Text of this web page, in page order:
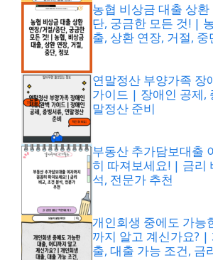
농협 비상금 대출 상
단, 궁금한 모든 것! |
출, 상환 연장, 거절, 중
연말정산 부양가족 장
가이드 | 장애인 공제,
말정산 준비
부동산 추가담보대출
히 따져보세요! | 금리
석, 전문가 추천
개인회생 중에도 가능
까지 알고 계신가요? |
출, 대출 가능 조건, 금